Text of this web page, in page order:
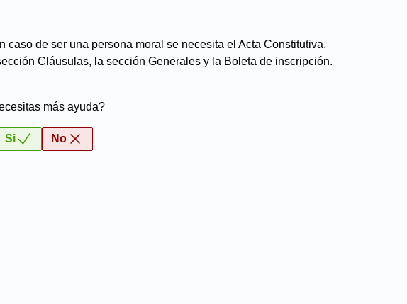
caso de ser una persona moral se necesita el Acta Constitutiva.
Cláusulas, la sección Generales y la Boleta de inscripción.
más ayuda?
Si No